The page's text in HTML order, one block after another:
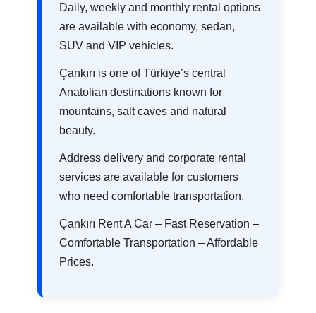
Daily, weekly and monthly rental options
are available with economy, sedan,
SUV and VIP vehicles.
Çankırı is one of Türkiye’s central
Anatolian destinations known for
mountains, salt caves and natural
beauty.
Address delivery and corporate rental
services are available for customers
who need comfortable transportation.
Çankırı Rent A Car – Fast Reservation –
Comfortable Transportation – Affordable
Prices.